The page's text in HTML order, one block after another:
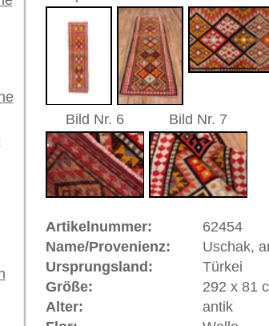
Unikat. Handgeknüpfter / traditionell orientalischer
Der Flor dieses Teppichs besteht aus Wolle
€ 2.600
Lieferzeit:
in Warenkorb
Provenienz Uschak, antik | Türkei
"Ouschak") befindet sich in WestAnatolien(Türkei) und hat
Tradition. Uschak gehört zu den Pionier-Städten des
16. Jahrhundert sind gut erhaltene Stücke in türkischen und
Jahrhundert sind Uschaks in sehr großer Anzahl nach
Kirchen und in Fürstenhäuser Europas geliefert worden.
Esterhazy und Baron Orsini gaben Teppiche in Auftrag
Große Künstler jener Zeit verewigten Uschaks in ihren
wichtigen Beitrag zur Geschichte des geknüpften
nach den Malern Hans Holbein und Lorenzo Lotto
Flecht-Muster in gelb auf rotem Grund wiedergaben. Uschak
einzigartiger Historie und Bedeutung.